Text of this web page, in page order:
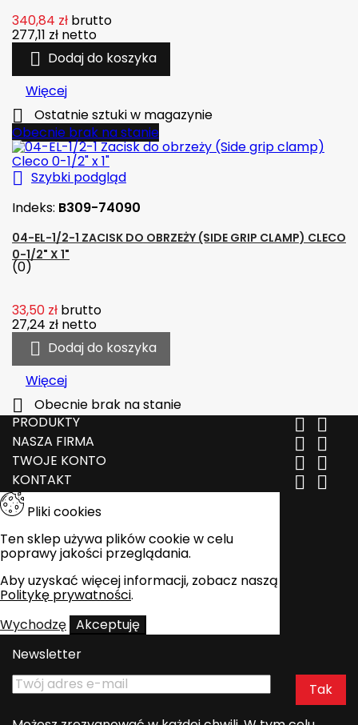
340,84 zł brutto
277,11 zł netto
 Dodaj do koszyka
Więcej

Ostatnie sztuki w magazynie
Obecnie brak na stanie
 Szybki podgląd
Indeks: B309-74090
04-EL-1/2-1 ZACISK DO OBRZEŻY (SIDE GRIP CLAMP) CLECO
0-1/2" X 1"
(0)
33,50 zł brutto
27,24 zł netto
 Dodaj do koszyka
Więcej

Obecnie brak na stanie
PRODUKTY
 
NASZA FIRMA  
TWOJE KONTO  
KONTAKT  
Pliki cookies
Ten sklep używa plików cookie w celu
poprawy jakości przeglądania.
Aby uzyskać więcej informacji, zobacz naszą
Politykę prywatności.
Wychodzę Akceptuję
Newsletter